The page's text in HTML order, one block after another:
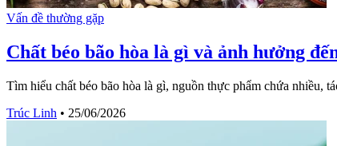
Vấn đề thường gặp
Chất béo bão hòa là gì và ảnh hưởng
Tìm hiểu chất béo bão hòa là gì, nguồn thực phẩm chứa nhiều,
Trúc Linh • 25/06/2026